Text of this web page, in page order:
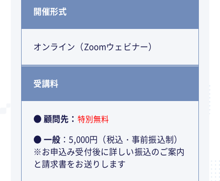
開催形式
オンライン（Zoomウェビナー）
受講料
● 顧問先： 特別無料
● 一般 ：5,000円（税込・事前振込制）
※お申込み受付後に詳しい振込のご案内
と請求書をお送りします